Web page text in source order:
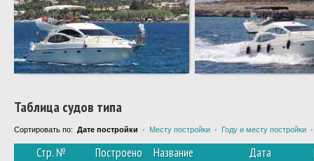
Таблица судов типа
Сортировать по: Дате постройки · Месту постройки · Году и месту постройки
Стр. № Построено Название Дата